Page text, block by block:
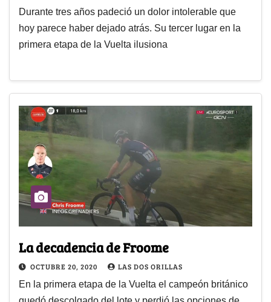
Durante tres años padeció un dolor intolerable que
hoy parece haber dejado atrás. Su tercer lugar en la
primera etapa de la Vuelta ilusiona
La decadencia de Froome
OCTUBRE 20, 2020 LAS DOS ORILLAS
En la primera etapa de la Vuelta el campeón británico